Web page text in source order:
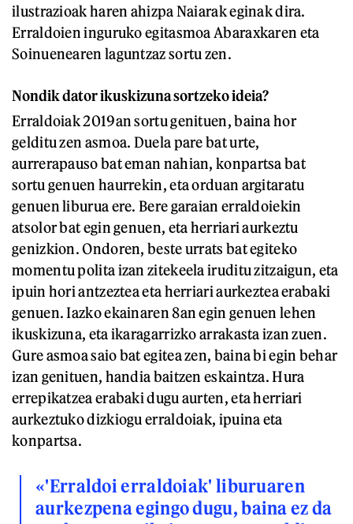
ilustrazioak haren ahizpa Naiarak eginak dira.
Erraldoien inguruko egitasmoa Abaraxkaren eta
Soinuenearen laguntzaz sortu zen.
Nondik dator ikuskizuna sortzeko ideia?
Erraldoiak 2019an sortu genituen, baina hor
gelditu zen asmoa. Duela pare bat urte,
aurrerapauso bat eman nahian, konpartsa bat
sortu genuen haurrekin, eta orduan argitaratu
genuen liburua ere. Bere garaian erraldoiekin
atsolor bat egin genuen, eta herriari aurkeztu
genizkion. Ondoren, beste urrats bat egiteko
momentu polita izan zitekeela iruditu zitzaigun, eta
ipuin hori antzeztea eta herriari aurkeztea erabaki
genuen. Iazko ekainaren 8an egin genuen lehen
ikuskizuna, eta ikaragarrizko arrakasta izan zuen.
Gure asmoa saio bat egitea zen, baina bi egin behar
izan genituen, handia baitzen eskaintza. Hura
errepikatzea erabaki dugu aurten, eta herriari
aurkeztuko dizkiogu erraldoiak, ipuina eta
konpartsa.
«'Erraldoi erraldoiak' liburuaren
aurkezpena egingo dugu, baina ez da